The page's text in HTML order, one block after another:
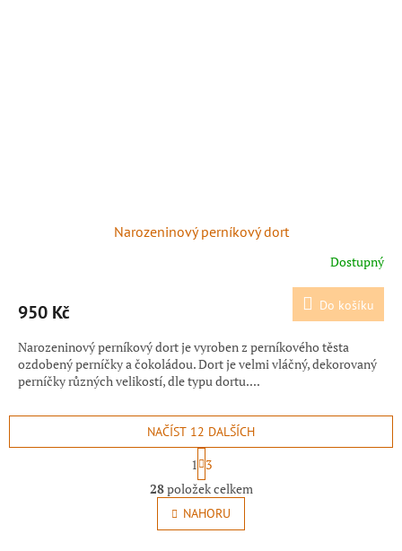
Narozeninový perníkový dort
Dostupný
950 Kč Do košíku
Narozeninový perníkový dort je vyroben z perníkového těsta
ozdobený perníčky a čokoládou. Dort je velmi vláčný, dekorovaný
perníčky různých velikostí, dle typu dortu....
O
v
l
á
NAČÍST 12 DALŠÍCH
S
t
r
á
n
k
1
3
28položek celkem
NAHORU